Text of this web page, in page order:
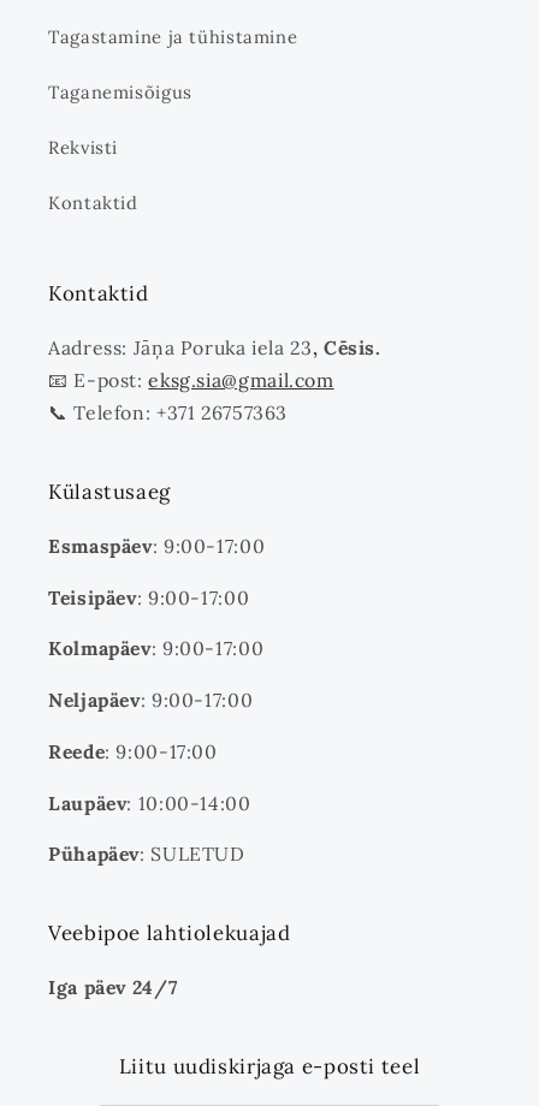
Tagastamine ja tühistamine
Taganemisõigus
Rekvisti
Kontaktid
Kontaktid
Aadress: Jāņa Poruka iela 23, Cēsis.
📧 E-post:eksg.sia@gmail.com
📞 Telefon: +371 26757363
Külastusaeg
Esmaspäev: 9:00-17:00
Teisipäev: 9:00-17:00
Kolmapäev: 9:00-17:00
Neljapäev: 9:00-17:00
Reede: 9:00-17:00
Laupäev: 10:00-14:00
Pühapäev: SULETUD
Veebipoe lahtiolekuajad
Iga päev 24/7
Liitu uudiskirjaga e-posti teel